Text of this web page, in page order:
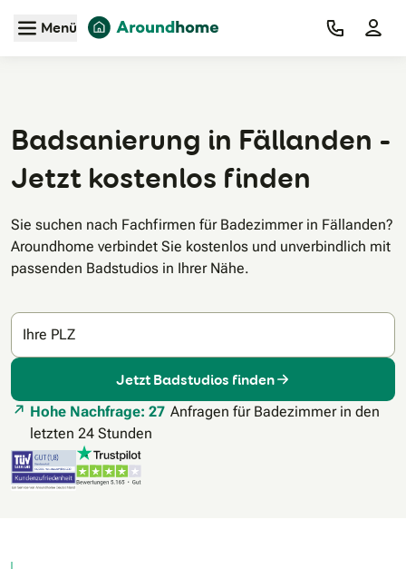
Zum Hauptinhalt
Menü
Badsanierung in Fällanden -
Jetzt kostenlos finden
Sie suchen nach Fachfirmen für Badezimmer in Fällanden?
Aroundhome verbindet Sie kostenlos und unverbindlich mit
passenden Badstudios in Ihrer Nähe.
Ihre PLZ
Jetzt Badstudios finden
Hohe Nachfrage: 27 Anfragen für Badezimmer in den
letzten 24 Stunden